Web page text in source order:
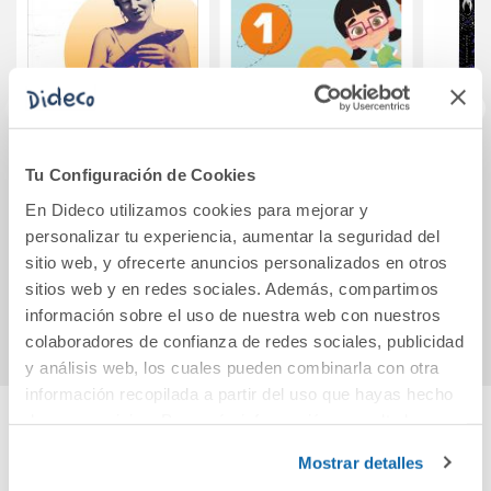
Tu Configuración de Cookies
En Dideco utilizamos cookies para mejorar y
personalizar tu experiencia, aumentar la seguridad del
sitio web, y ofrecerte anuncios personalizados en otros
sitios web y en redes sociales. Además, compartimos
información sobre el uso de nuestra web con nuestros
colaboradores de confianza de redes sociales, publicidad
y análisis web, los cuales pueden combinarla con otra
información recopilada a partir del uso que hayas hecho
Mostrar detalles
Luciérnaga
2024)
19,90€
Comprar
Hello Mil 1 Bold
Student s Book
34,50€
Comprar
Cuéntanos tu opinión